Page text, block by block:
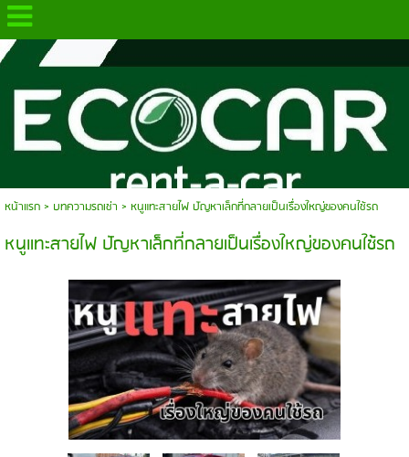
.
หน้าแรก> บทความรถเช่า > หนูแทะสายไฟ ปัญหาเล็กที่กลายเป็นเรื่องใหญ่ของคนใช้รถ
หนูแทะสายไฟ ปัญหาเล็กที่กลายเป็นเรื่องใหญ่ของคนใช้รถ